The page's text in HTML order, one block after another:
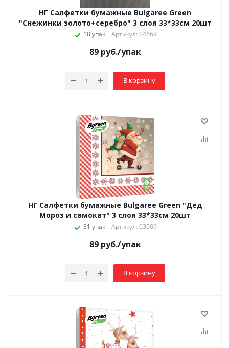
НГ Салфетки бумажные Bulgaree Green
"Снежинки золото+серебро" 3 слоя 33*33см 20шт
18 упак Артикул: 04669
89руб./упак
В корзину
НГ Салфетки бумажные Bulgaree Green "Дед
Мороз и самокат" 3 слоя 33*33см 20шт
31 упак Артикул: 03069
89руб./упак
В корзину